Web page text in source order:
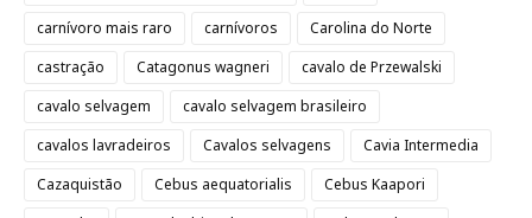
carnívoro mais raro
carnívoros
Carolina do Norte
castração
Catagonus wagneri
cavalo de Przewalski
cavalo selvagem
cavalo selvagem brasileiro
cavalos lavradeiros
Cavalos selvagens
Cavia Intermedia
Cazaquistão
Cebus aequatorialis
Cebus Kaapori